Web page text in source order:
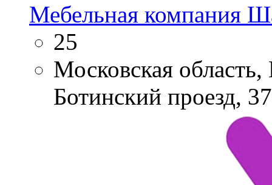
Мебельная компания
25
Московская
Ботинский проезд, 37